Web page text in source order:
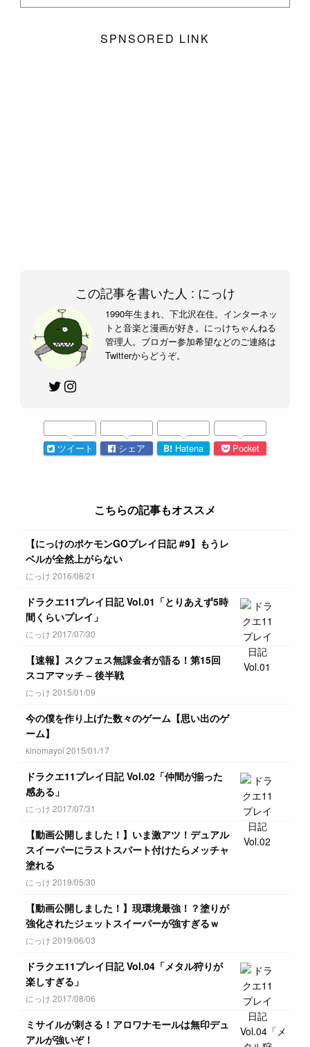
SPNSORED LINK
この記事を書いた人 : にっけ
1990年生まれ、下北沢在住。インターネッ
トと音楽と漫画が好き。にっけちゃんねる
管理人。ブロガー参加希望などのご連絡は
Twitterからどうぞ。
ツイート シェア B! Hatena Pocket
こちらの記事もオススメ
【にっけのポケモンGOプレイ日記 #9】もうレ
ベルが全然上がらない
にっけ 2016/08/21
ドラクエ11プレイ日記 Vol.01「とりあえず5時
間くらいプレイ」
にっけ 2017/07/30
【速報】スクフェス無課金者が語る！第15回
スコアマッチ – 後半戦
にっけ 2015/01/09
今の僕を作り上げた数々のゲーム【思い出のゲ
ーム】
kinomayoi 2015/01/17
ドラクエ11プレイ日記 Vol.02「仲間が揃った
感ある」
にっけ 2017/07/31
【動画公開しました！】いま激アツ！デュアル
スイーパーにラストスパート付けたらメッチャ
塗れる
にっけ 2019/05/30
【動画公開しました！】現環境最強！？塗りが
強化されたジェットスイーパーが強すぎるｗ
にっけ 2019/06/03
ドラクエ11プレイ日記 Vol.04「メタル狩りが
楽しすぎる」
にっけ 2017/08/06
ミサイルが刺さる！アロワナモールは無印デュ
アルが強いぞ！